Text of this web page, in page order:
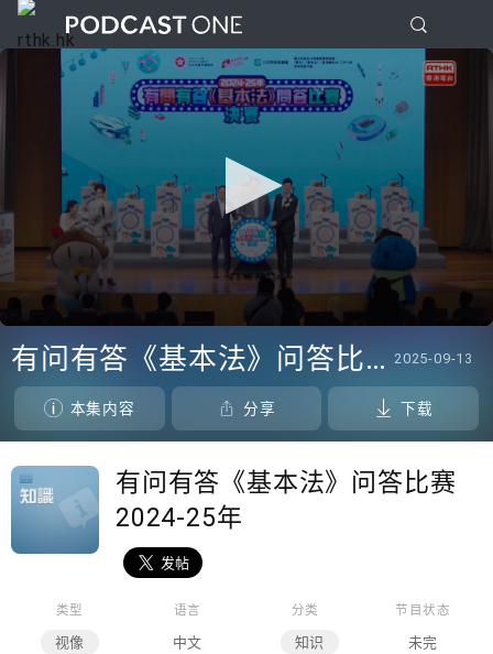
seconds
of
seconds
有问有答《基本法》问答比赛 2024-25年 2025-09-13
本集内容 分享 下载
有问有答《基本法》问答比赛
2024-25年
类型
视像
语言
中文
分类
知识
节目状态
未完